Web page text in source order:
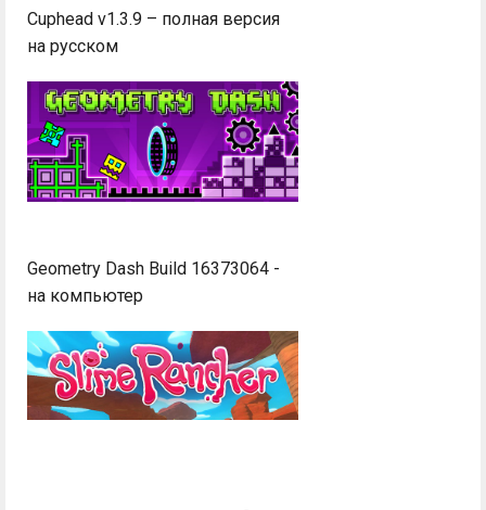
Cuphead v1.3.9 – полная версия
на русском
Geometry Dash Build 16373064 -
на компьютер